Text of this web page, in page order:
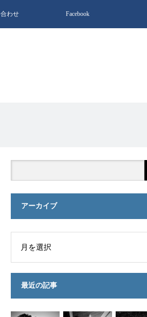
わせ Facebook
アーカイブ
最近の記事